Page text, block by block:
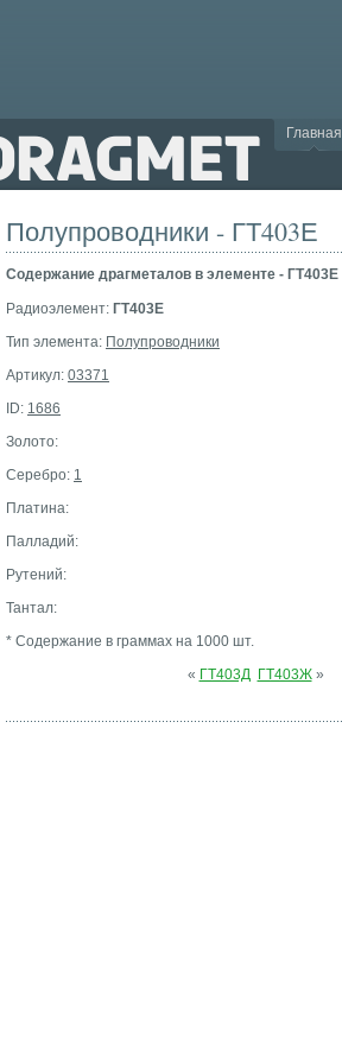
Главная
Полупроводники - ГТ403Е
Cодержание драгметалов в элементе - ГТ403Е
Радиоэлемент: ГТ403Е
Тип элемента: Полупроводники
Артикул: 03371
ID: 1686
Золото:
Серебро: 1
Платина:
Палладий:
Рутений:
Тантал:
* Содержание в граммах на 1000 шт.
« ГТ403Д ГТ403Ж»